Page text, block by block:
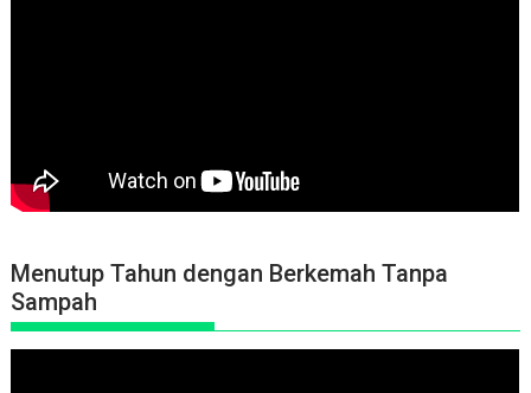
Menutup Tahun dengan Berkemah Tanpa
Sampah